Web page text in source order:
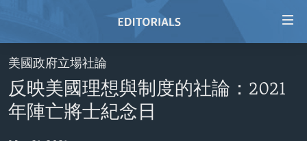
Skip
to
main
content
Skip
HOME
VIDEO
RADIO
美國政府立場社論
反映美國理想與制度的社論：2021
年陣亡將士紀念日